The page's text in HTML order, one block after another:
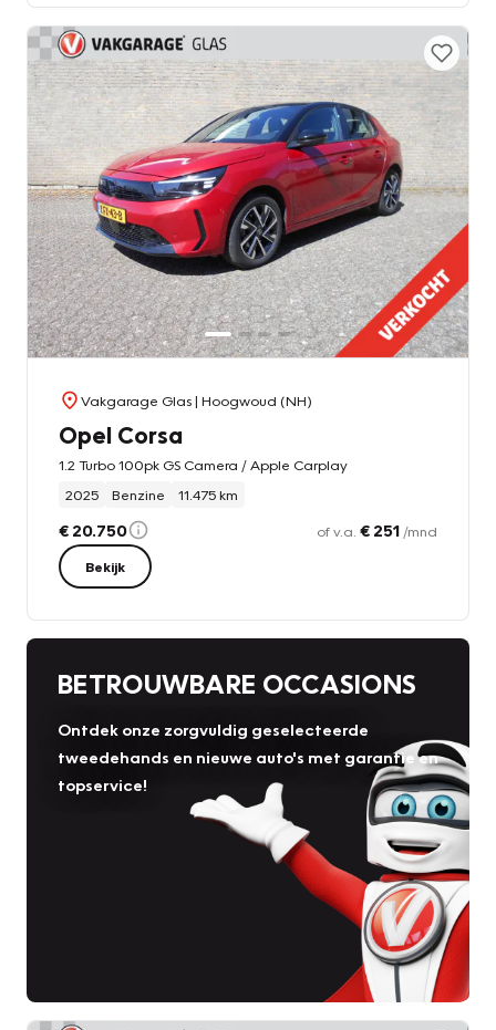
Vakgarage Glas| Hoogwoud (NH)
Opel Corsa
1.2 Turbo 100pk GS Camera / Apple Carplay
2025
Benzine 11.475 km
€ 20.750 of v.a. € 251 /mnd
Bekijk
BETROUWBARE OCCASIONS
Ontdek onze zorgvuldig geselecteerde
tweedehands en nieuwe auto's met garantie en
topservice!